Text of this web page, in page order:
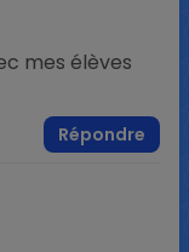
mes élèves
Répondre